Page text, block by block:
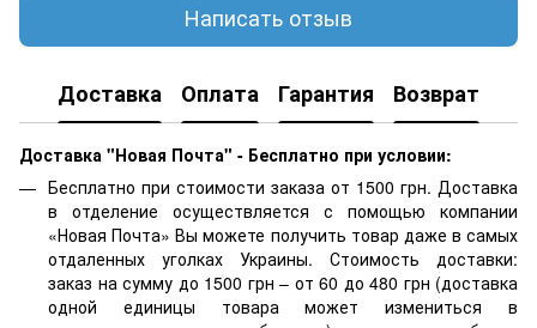
Написать отзыв
Доставка Оплата Гарантия Возврат
Доставка "Новая Почта" - Бесплатно при условии:
Бесплатно при стоимости заказа от 1500 грн. Доставка
в отделение осуществляется с помощью компании
«Новая Почта» Вы можете получить товар даже в самых
отдаленных уголках Украины. Стоимость доставки:
заказ на сумму до 1500 грн – от 60 до 480 грн (доставка
одной единицы товара может измениться в